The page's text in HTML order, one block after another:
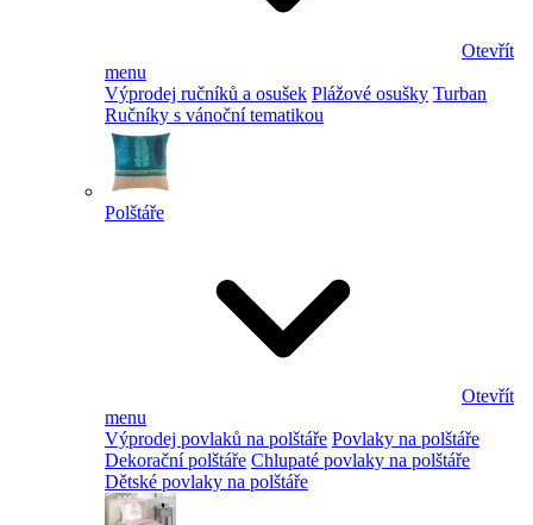
Otevřít
menu
Výprodej ručníků a osušek Plážové osušky Turban
Ručníky s vánoční tematikou
Polštáře
Otevřít
menu
Výprodej povlaků na polštáře Povlaky na polštáře
Dekorační polštáře Chlupaté povlaky na polštáře
Dětské povlaky na polštáře